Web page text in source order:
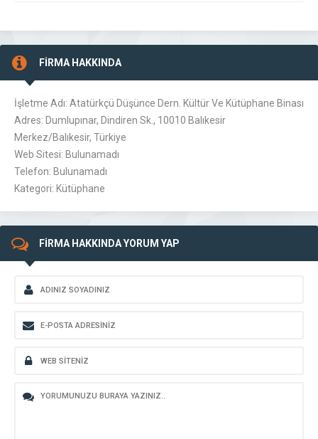
FİRMA HAKKINDA
İşletme Adı: Atatürkçü Düşünce Dern. Kültür Ve Kütüphane Binası
Adres: Dumlupınar, Dindiren Sk., 10010 Balıkesir
Merkez/Balıkesir, Türkiye
Web Sitesi: Bulunamadı
Telefon: Bulunamadı
Kategori: Kütüphane
FİRMA HAKKINDA YORUM YAP